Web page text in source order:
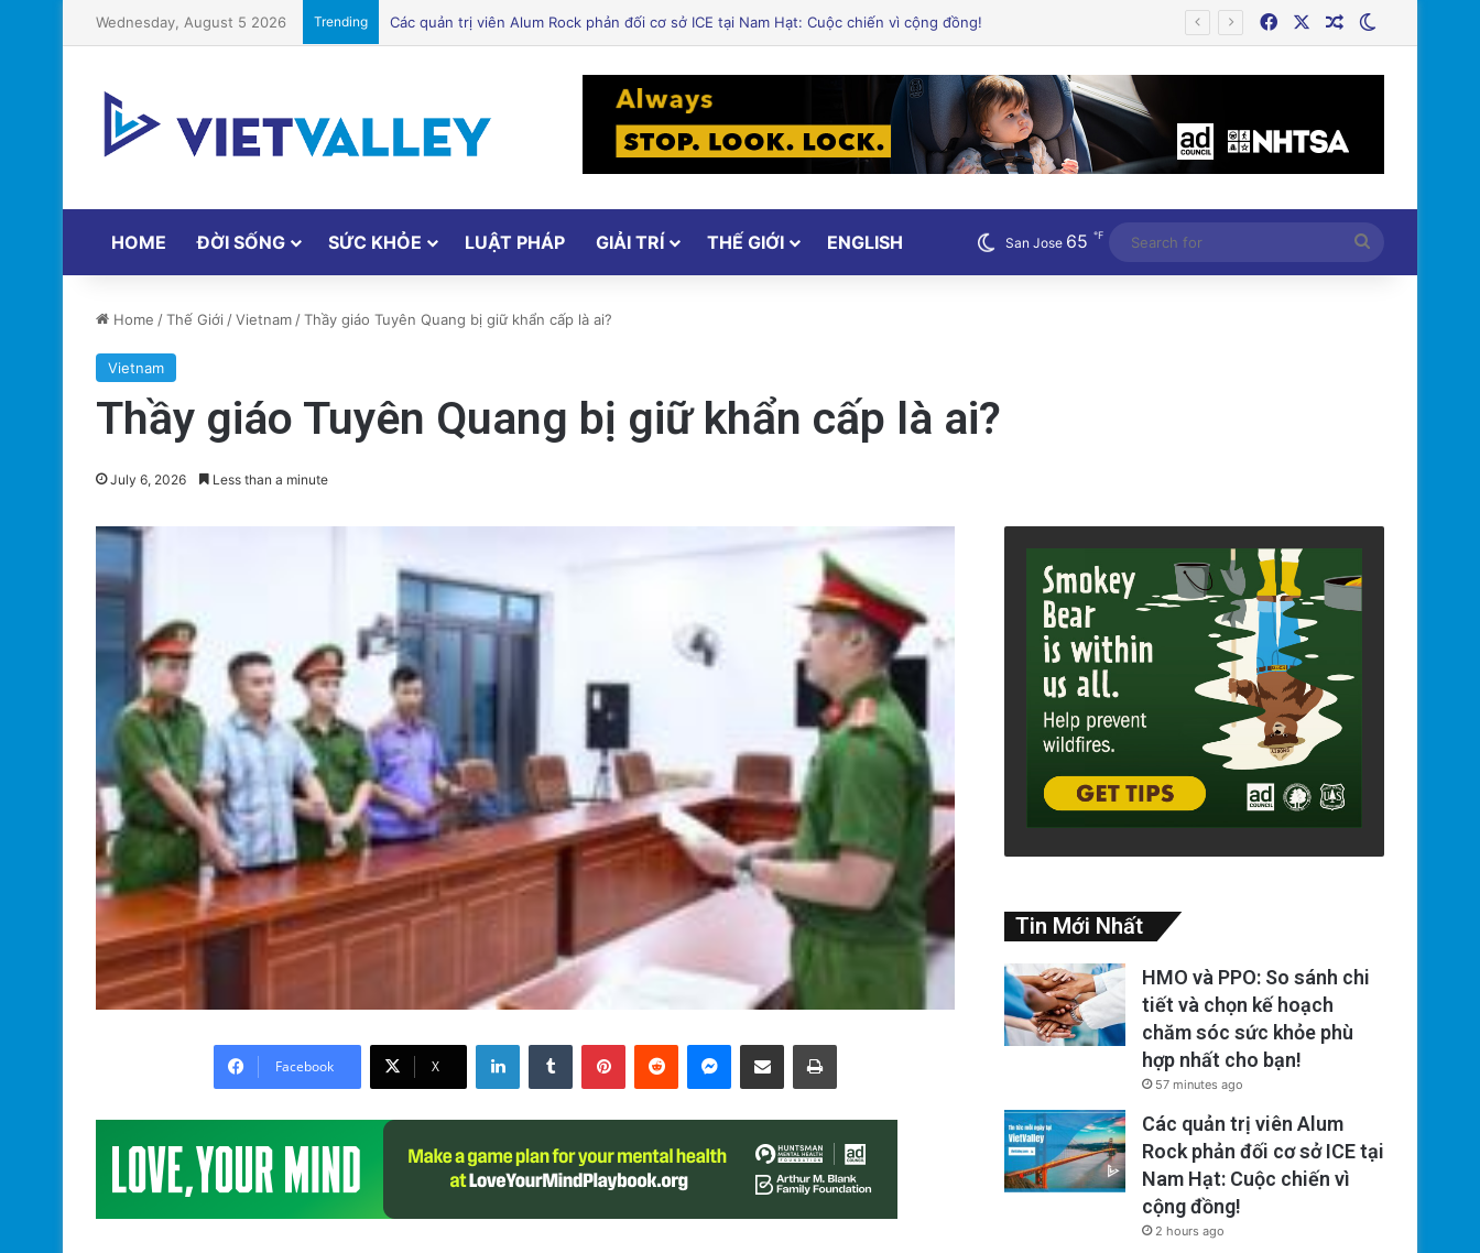
Wednesday, August 5 2026 Trending FacebookRandom Article
HOME ĐỜI SỐNG SỨC KHỎE LUẬT PHÁP GIẢI TRÍ THẾ GIỚI ENGLISH San Jose 65 ℉
for
Home /Thế Giới /Vietnam/Thầy giáo Tuyên Quang bị giữ khẩn cấp là ai?
Vietnam
Thầy giáo Tuyên Quang bị giữ khẩn cấp là ai?
July 6, 2026 Less than a minute
Facebook X
LinkedInTumblr PinterestReddit Messenger
Share via Email Print
Tin Mới Nhất
HMO và PPO: So sánh chi
tiết và chọn kế hoạch
chăm sóc sức khỏe phù
hợp nhất cho bạn!
57 minutes ago
Các quản trị viên Alum
Rock phản đối cơ sở ICE tại
Nam Hạt: Cuộc chiến vì
cộng đồng!
2 hours ago